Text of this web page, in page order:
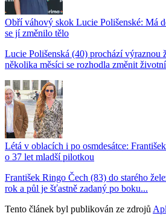
Obří váhový skok Lucie Polišenské: Má
se jí změnilo tělo
Lucie Polišenská (40) prochází výraznou
několika měsíci se rozhodla změnit
Létá v oblacích i po osmdesátce:
o 37 let mladší pilotkou
František Ringo Čech (83) do starého
rok a půl je šťastně zadaný po boku...
Tento článek byl publikován ze zdrojů